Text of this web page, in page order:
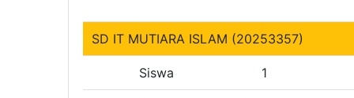
SD IT MUTIARA ISLAM (20253357)
Siswa 1